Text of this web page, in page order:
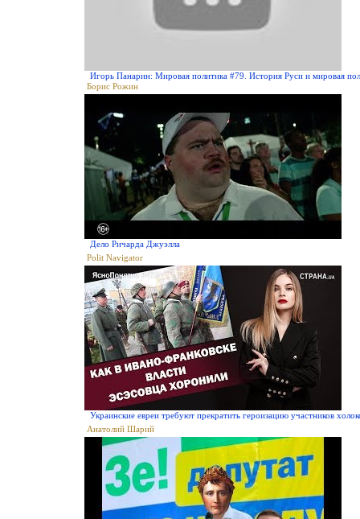
Игорь Панарин: Мировая политика #79. История Руси и мировая
Борис Рожин
Дело Ричарда Джуэлла
Polit Navigator
Украинские евреи требуют прекратить героизацию участников
Анатолий Шарий